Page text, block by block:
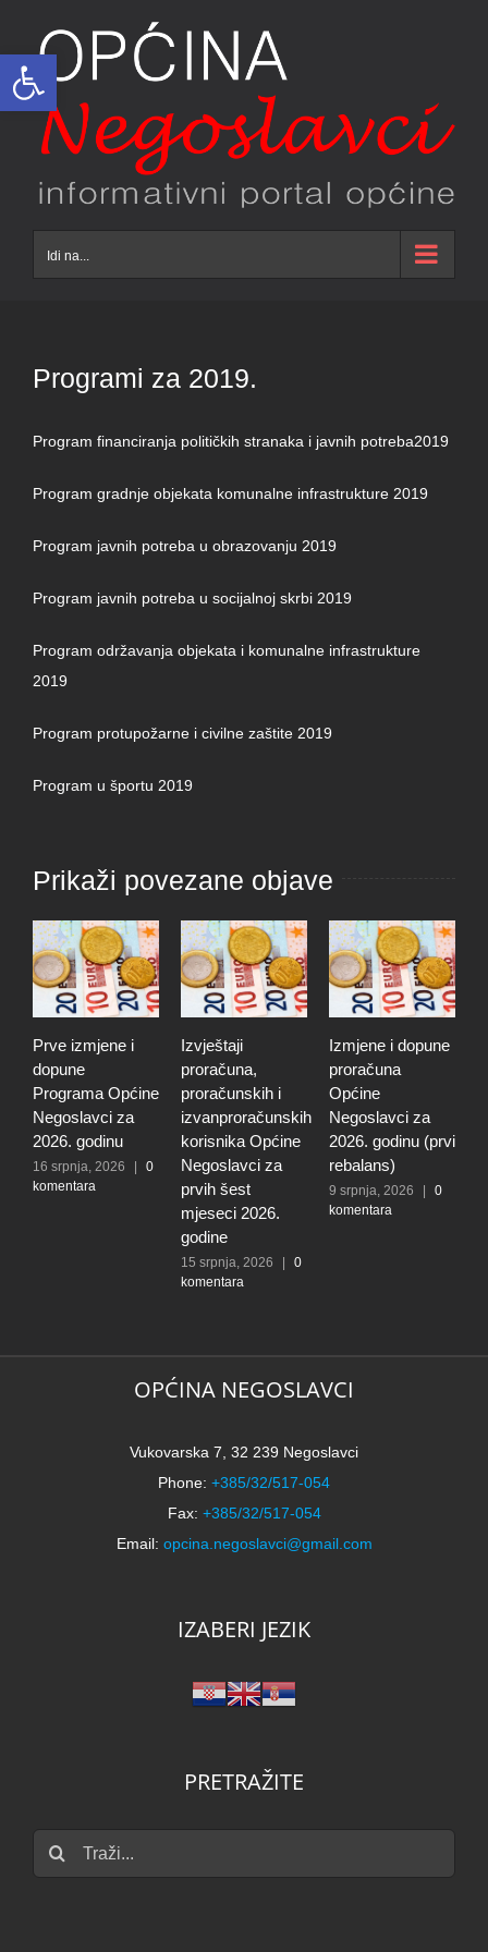
Open toolbar
content
Idi na...
Programi za 2019.
Program financiranja političkih stranaka i javnih potreba2019
Program gradnje objekata komunalne infrastrukture 2019
Program javnih potreba u obrazovanju 2019
Program javnih potreba u socijalnoj skrbi 2019
Program održavanja objekata i komunalne infrastrukture
2019
Program protupožarne i civilne zaštite 2019
Program u športu 2019
Prikaži povezane objave
Prve izmjene i
dopune
Programa Općine
Negoslavci za
2026. godinu
16 srpnja, 2026
0
komentara
Izvještaji
proračuna,
proračunskih i
izvanproračunskih
korisnika Općine
Negoslavci za
prvih šest
mjeseci 2026.
godine
15 srpnja, 2026
0
komentara
Izmjene i dopune
proračuna
Općine
Negoslavci za
2026. godinu (prvi
rebalans)
9 srpnja, 2026
0
komentara
OPĆINA NEGOSLAVCI
Vukovarska 7, 32 239 Negoslavci
Phone: +385/32/517-054
Fax: +385/32/517-054
Email: opcina.negoslavci@gmail.com
IZABERI JEZIK
PRETRAŽITE
Traži...